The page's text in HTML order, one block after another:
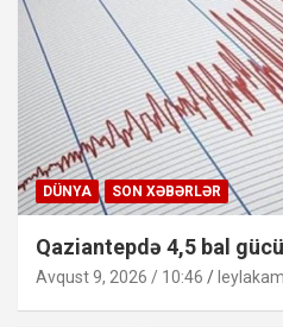
DÜNYA SON XƏBƏRLƏR
Qaziantepdə 4,5 bal
Avqust 9, 2026 / 10:46